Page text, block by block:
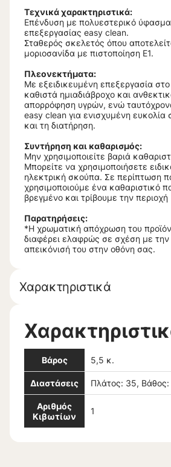
Τεχνικά χαρακτηριστικά:
Επένδυση με πολυεστερικό
επεξεργασίας easy clean.
Σταθερός σκελετός όπου
μοριοσανίδα με πιστοποίηση Ε1.
Πλεονεκτήματα:
Με εξειδικευμένη επεξεργασία
καθιστά ημιαδιάβροχο και
απορρόφηση υγρών, ενώ
easy clean για ενισχυμένη ευκολία
και τη διατήρηση.
Συντήρηση και καθαρισμός:
Μην χρησιμοποιείτε βαριά
Μπορείτε να χρησιμοποιήσετε
ηλεκτρική σκούπα. Σε περίπτωση
χρησιμοποιούμε ένα καθαριστικό
βρεγμένο και τρίβουμε την περιοχή
Παρατηρήσεις:
*Η χρωματική απόχρωση του
διαφέρει ελαφρώς σε σχέση με
απεικόνισή του στην οθόνη σας.
Χαρακτηριστικά
Βάρος 5,5 κ.
Διαστάσεις Πλάτος: 35,
Αριθμός
Κιβωτίων
1